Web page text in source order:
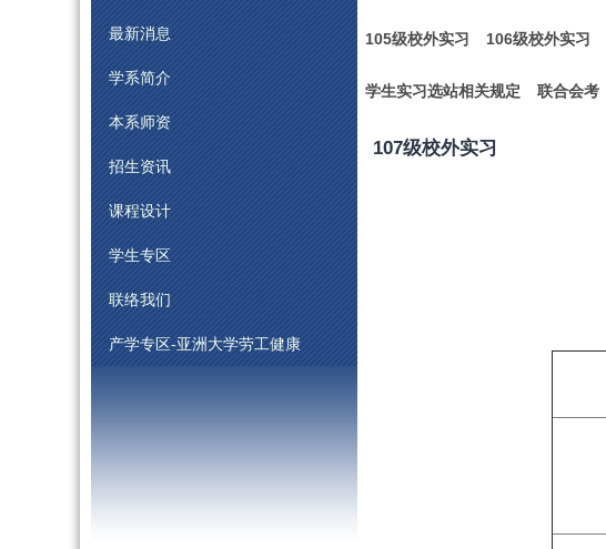
最新消息
学系简介
本系师资
招生资讯
课程设计
学生专区
联络我们
产学专区-亚洲大学劳工健康
105级校外实习 106级校外实习
学生实习选站相关规定 联合会考
107级校外实习